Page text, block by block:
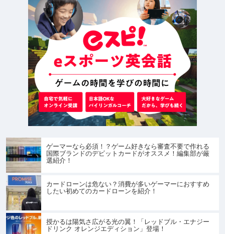
ゲーマーなら必須！？ゲーム好きなら審査不要で作れる
国際ブランドのデビットカードがオススメ！編集部が厳
選紹介！
カードローンは危ない？消費が多いゲーマーにおすすめ
したい初めてのカードローンを紹介！
授かるは陽気さ広がる光の翼！「レッドブル・エナジー
ドリンク オレンジエディション」登場！